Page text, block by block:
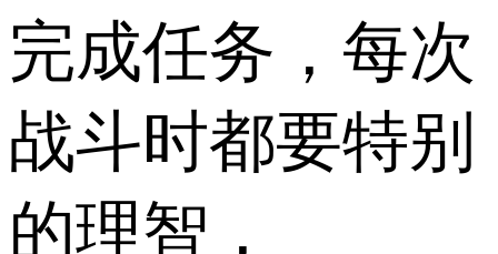
完成任务，每次
战斗时都要特别
的理智，